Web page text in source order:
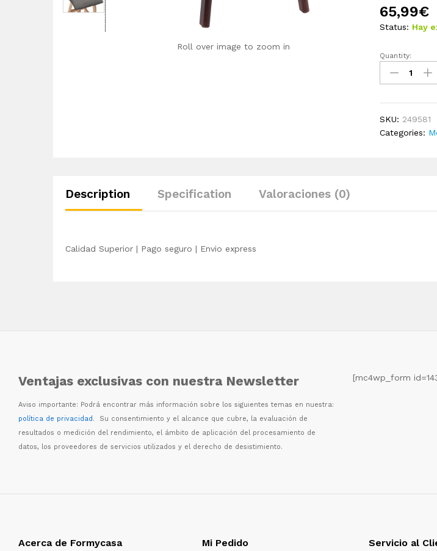
Roll over image to zoom in
65,99€
Status: Hay
Taburete
cocina
gris
oscuro
Quantity:
SKU: 249581
Categories:
Description Specification Valoraciones (0)
Calidad Superior | Pago seguro | Envio express
Ventajas exclusivas con nuestra Newsletter
Aviso importante: Podrá encontrar más información sobre los siguientes temas en nuestra:
política de privacidad. Su consentimiento y el alcance que cubre, la evaluación de
resultados o medición del rendimiento, el ámbito de aplicación del procesamiento de
datos, los proveedores de servicios utilizados y el derecho de desistimiento.
[mc4wp_form
Acerca de Formycasa Mi Pedido Servicio al